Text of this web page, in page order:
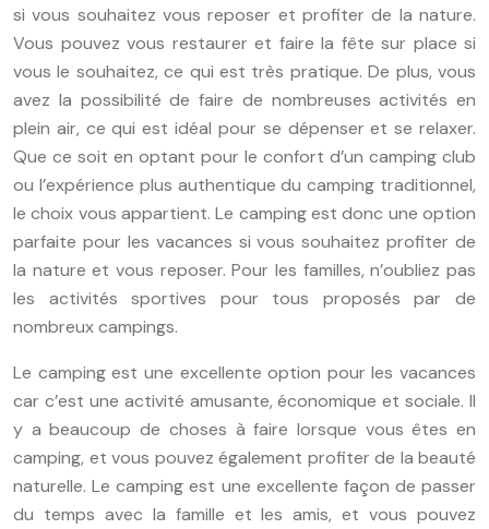
si vous souhaitez vous reposer et profiter de la nature.
Vous pouvez vous restaurer et faire la fête sur place si
vous le souhaitez, ce qui est très pratique. De plus, vous
avez la possibilité de faire de nombreuses activités en
plein air, ce qui est idéal pour se dépenser et se relaxer.
Que ce soit en optant pour le confort d’un camping club
ou l’expérience plus authentique du camping traditionnel,
le choix vous appartient. Le camping est donc une option
parfaite pour les vacances si vous souhaitez profiter de
la nature et vous reposer. Pour les familles, n’oubliez pas
les activités sportives pour tous proposés par de
nombreux campings.
Le camping est une excellente option pour les vacances
car c’est une activité amusante, économique et sociale. Il
y a beaucoup de choses à faire lorsque vous êtes en
camping, et vous pouvez également profiter de la beauté
naturelle. Le camping est une excellente façon de passer
du temps avec la famille et les amis, et vous pouvez